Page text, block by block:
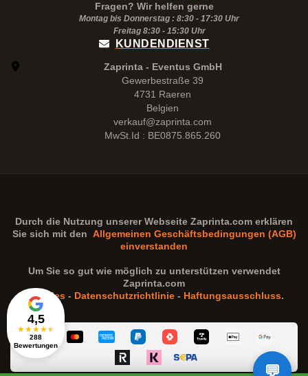
4,5
★★★★★
288
Bewertungen
Fragen? Wir helfen gerne
Montag bis Donnerstag : 8:30 - 17:30 Uhr
Freitag 8:30 - 15:30Uhr
KUNDENDIENST
Zaprinta - Eventus GmbH
Gewerbestraße 39
4731 Raeren
Belgien
verkauf@zaprinta.com
MwSt.Id : BE0875.865.260
Durch die Nutzung unserer Webseite Zaprinta.com erklären
Sie sich mit den Allgemeinen Geschäftsbedingungen (AGB)
einverstanden
Um Sie so gut wie möglich zu unterstützen verwendet
Zaprinta.com
Cookies - Datenschutzrichtlinie - Haftungsausschluss.